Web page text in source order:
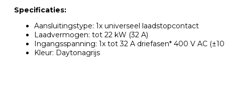
Specificaties:
Aansluitingstype: 1x universeel laadstopcontact
Laadvermogen: tot 22 kW (32 A)
Ingangsspanning: 1x tot 32 A driefasen* 400 V AC
Kleur: Daytonagrijs